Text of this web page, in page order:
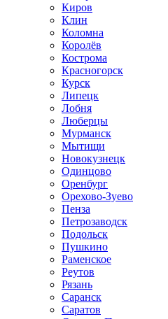
Киров
Клин
Коломна
Королёв
Кострома
Красногорск
Курск
Липецк
Лобня
Люберцы
Мурманск
Мытищи
Новокузнецк
Одинцово
Оренбург
Орехово-Зуево
Пенза
Петрозаводск
Подольск
Пушкино
Раменское
Реутов
Рязань
Саранск
Саратов